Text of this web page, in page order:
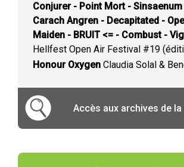
Conjurer - Point Mort -
Carach Angren - Decapitated -
Maiden - BRUIT <= - Combust -
Hellfest Open Air Festival #19
Honour Oxygen Claudia Solal &
Accès aux archives de